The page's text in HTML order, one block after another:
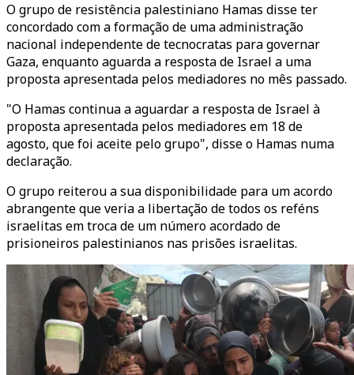
O grupo de resistência palestiniano Hamas disse ter
concordado com a formação de uma administração
nacional independente de tecnocratas para governar
Gaza, enquanto aguarda a resposta de Israel a uma
proposta apresentada pelos mediadores no mês passado.
"O Hamas continua a aguardar a resposta de Israel à
proposta apresentada pelos mediadores em 18 de
agosto, que foi aceite pelo grupo", disse o Hamas numa
declaração.
O grupo reiterou a sua disponibilidade para um acordo
abrangente que veria a libertação de todos os reféns
israelitas em troca de um número acordado de
prisioneiros palestinianos nas prisões israelitas.